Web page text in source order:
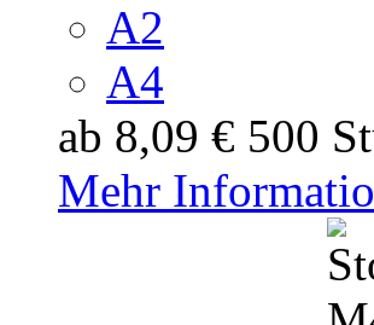
A2
A4
ab 8,09 € 500
Mehr